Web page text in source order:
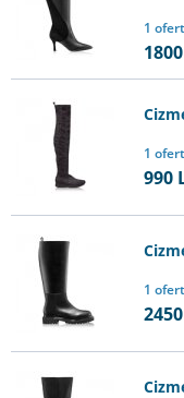
1
1800
1
990
1
2450